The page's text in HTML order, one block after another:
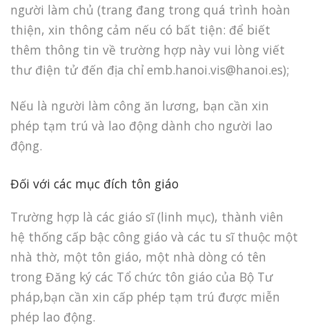
người làm chủ (trang đang trong quá trình hoàn
thiện, xin thông cảm nếu có bất tiện: để biết
thêm thông tin về trường hợp này vui lòng viết
thư điện tử đến địa chỉ emb.hanoi.vis@hanoi.es);
Nếu là người làm công ăn lương, bạn cần xin
phép tạm trú và lao động dành cho người lao
động.
Đối với các mục đích tôn giáo
Trường hợp là các giáo sĩ (linh mục), thành viên
hệ thống cấp bậc công giáo và các tu sĩ thuộc một
nhà thờ, một tôn giáo, một nhà dòng có tên
trong Đăng ký các Tổ chức tôn giáo của Bộ Tư
pháp,bạn cần xin cấp phép tạm trú được miễn
phép lao động.